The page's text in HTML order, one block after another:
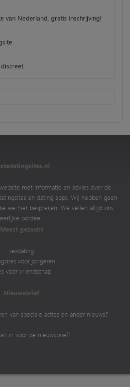
van Nederland, gratis inschrijving!
met informatie en advies over de
en dating apps. Wij hebben geen
we hier bespreken. We vellen altijd ons
eerlijke oordeel.
Meest gezocht
sexdating
voor jongeren
voor vriendschap
Nieuwsbrief
van speciale acties en ander nieuws?
in voor de nieuwsbrief!